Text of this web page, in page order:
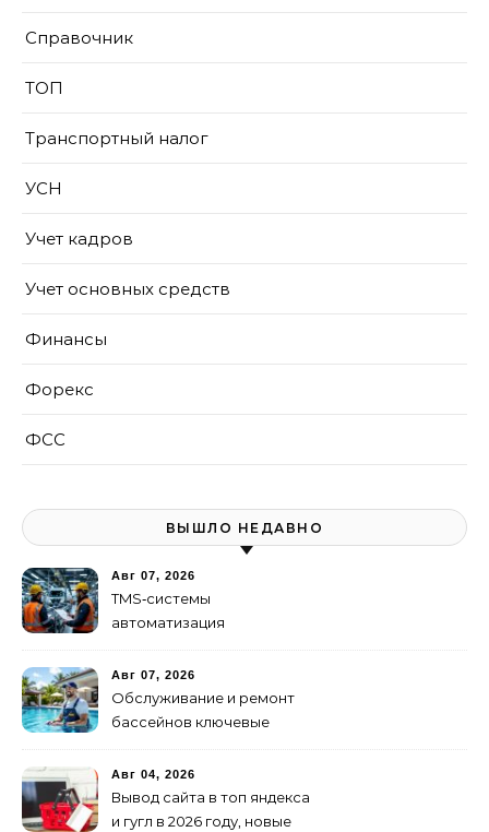
Справочник
ТОП
Транспортный налог
УСН
Учет кадров
Учет основных средств
Финансы
Форекс
ФСС
ВЫШЛО НЕДАВНО
Авг 07, 2026
TMS‑системы
автоматизация
Авг 07, 2026
Обслуживание и ремонт
бассейнов ключевые
Авг 04, 2026
Вывод сайта в топ яндекса
и гугл в 2026 году, новые